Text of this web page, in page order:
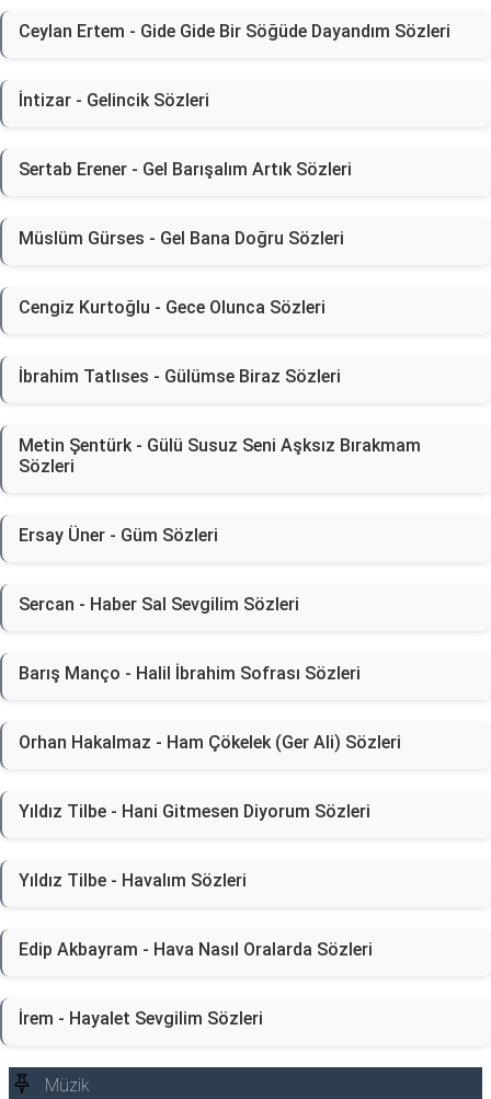
Ceylan Ertem - Gide Gide Bir Söğüde Dayandım Sözleri
İntizar - Gelincik Sözleri
Sertab Erener - Gel Barışalım Artık Sözleri
Müslüm Gürses - Gel Bana Doğru Sözleri
Cengiz Kurtoğlu - Gece Olunca Sözleri
İbrahim Tatlıses - Gülümse Biraz Sözleri
Metin Şentürk - Gülü Susuz Seni Aşksız Bırakmam
Sözleri
Ersay Üner - Güm Sözleri
Sercan - Haber Sal Sevgilim Sözleri
Barış Manço - Halil İbrahim Sofrası Sözleri
Orhan Hakalmaz - Ham Çökelek (Ger Ali) Sözleri
Yıldız Tilbe - Hani Gitmesen Diyorum Sözleri
Yıldız Tilbe - Havalım Sözleri
Edip Akbayram - Hava Nasıl Oralarda Sözleri
İrem - Hayalet Sevgilim Sözleri
Müzik